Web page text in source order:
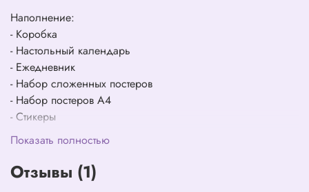
Наполнение:
- Коробка
- Настольный календарь
- Ежедневник
- Набор сложенных постеров
- Набор постеров А4
- Стикеры
- Фотопленка
- Сет фотокарт
- Айди карта
Показать полностью
Отзывы (1)